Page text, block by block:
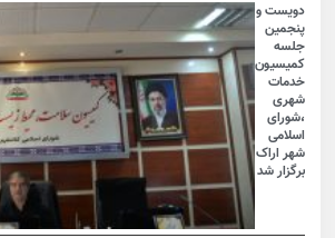
دویست و
پنجمین
جلسه
کمیسیون
خدمات
شهری
،شورای
اسلامی
شهر اراک
برگزار شد